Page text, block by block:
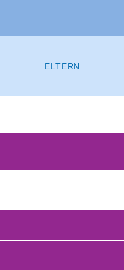
ELTERN